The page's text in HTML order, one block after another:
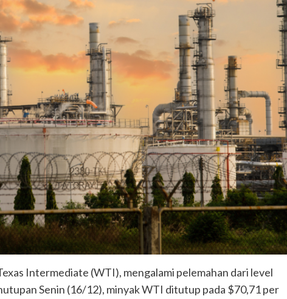
Intermediate (WTI), mengalami pelemahan dari level
Senin (16/12), minyak WTI ditutup pada $70,71 per